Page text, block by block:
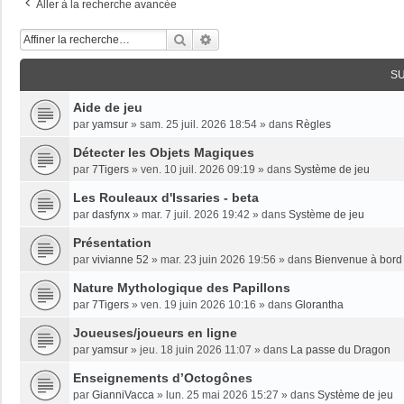
Aller à la recherche avancée
Rechercher
Aide de jeu
par yamsur » sam. 25 juil. 2026 18:54 » dans Règles
Détecter les Objets Magiques
par 7Tigers » ven. 10 juil. 2026 09:19 » dans Système de jeu
Les Rouleaux d'Issaries - beta
par dasfynx » mar. 7 juil. 2026 19:42 » dans Système de jeu
Présentation
par vivianne 52 » mar. 23 juin 2026 19:56 » dans Bienvenue à bord
Nature Mythologique des Papillons
par 7Tigers » ven. 19 juin 2026 10:16 » dans Glorantha
Joueuses/joueurs en ligne
par yamsur » jeu. 18 juin 2026 11:07 » dans La passe du Dragon
Enseignements dʼOctogônes
par GianniVacca » lun. 25 mai 2026 15:27 » dans Système de jeu